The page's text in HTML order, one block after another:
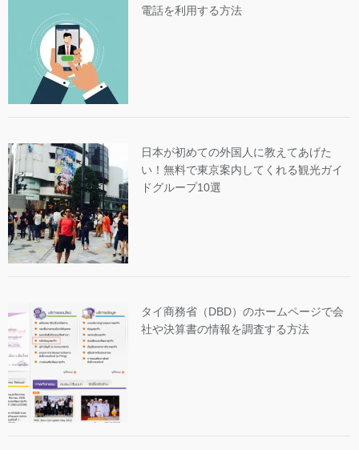
電話を利用する方法
日本が初めての外国人に教えてあげた
い！無料で東京案内してくれる観光ガイ
ドグループ10選
タイ商務省（DBD）のホームページで会
社や決算書の情報を調査する方法